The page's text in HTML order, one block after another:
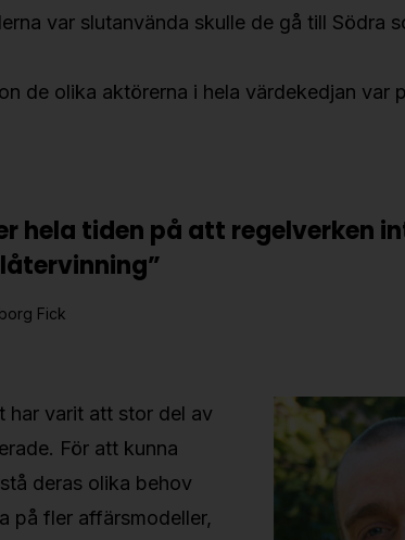
var slutanvända skulle de gå till Södra
de olika aktörerna i hela värdekedjan var
hela tiden på att regelverken
Fick
har varit att stor del av
För att kunna
deras olika behov
på fler affärsmodeller,